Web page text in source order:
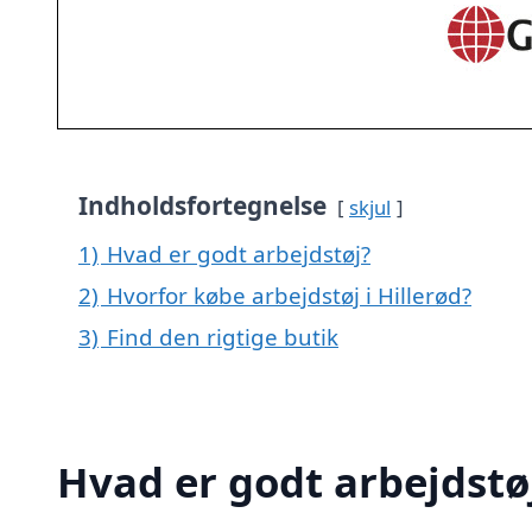
Indholdsfortegnelse skjul
1) Hvad er godt arbejdstøj?
2) Hvorfor købe arbejdstøj i Hillerød?
3) Find den rigtige butik
Hvad er godt